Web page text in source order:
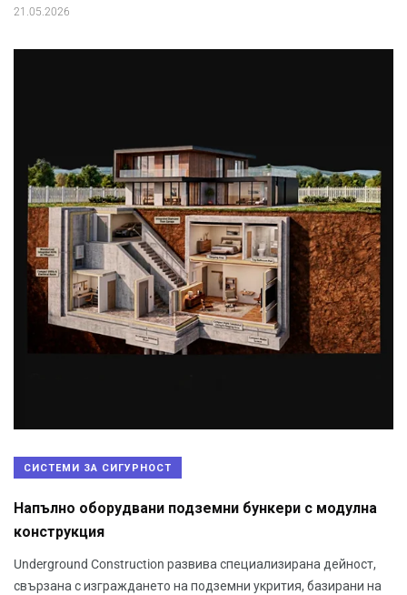
21.05.2026
СИСТЕМИ ЗА СИГУРНОСТ
Напълно оборудвани подземни бункери с модулна
конструкция
Underground Construction развива специализирана дейност,
свързана с изграждането на подземни укрития, базирани на